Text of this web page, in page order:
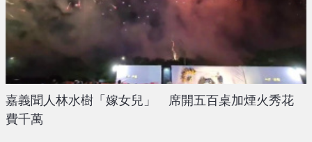
嘉義聞人林水樹「嫁女兒」 席開五百桌加煙火秀花
費千萬